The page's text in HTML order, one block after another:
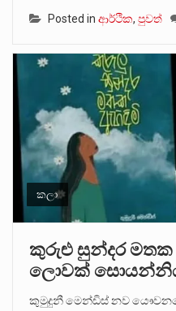
Posted in ආර්ථික, පුවත්
කලා
කුරුළු සුන්දර මතක
ලොවක්
කුමුදුනී මෙන්ඩිස් නව